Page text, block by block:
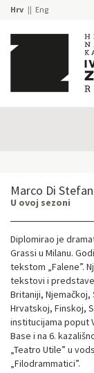
Hrv Eng
Marco Di
U ovoj sezoni
Diplomirao je
Grassi u Milanu.
tekstom „Falene”.
tekstovi i
Britaniji, Njemačkoj,
Hrvatskoj, Finskoj,
institucijama poput
Base i na 6.
„Teatro Utile” u
„Filodrammatici”.